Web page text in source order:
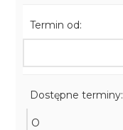
Termin od:
Dostępne terminy:
O